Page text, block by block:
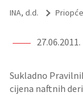
INA, d.d.
27.06.2011.
Sukladno
cijena naftnih